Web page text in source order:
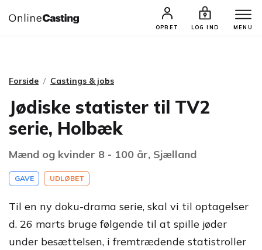
OPRET LOG IND MENU
CASTINGS & JOBS SØG PROFIL
Forside Castings & jobs
Jødiske statister til TV2
serie, Holbæk
Mænd og kvinder 8 - 100 år, Sjælland
GAVE UDLØBET
Til en ny doku-drama serie, skal vi til optagelser
d. 26 marts bruge følgende til at spille jøder
under besættelsen, i fremtrædende statistroller